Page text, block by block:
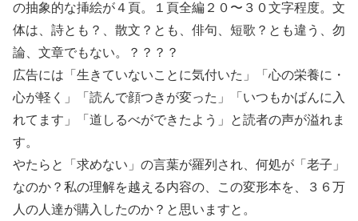
の抽象的な挿絵が４頁。１頁全編２０〜３０文字程度。文
体は、詩とも？、散文？とも、俳句、短歌？とも違う、勿
論、文章でもない。？？？？
広告には「生きていないことに気付いた」「心の栄養に・
心が軽く」「読んで顔つきが変った」「いつもかばんに入
れてます」「道しるべができたよう」と読者の声が溢れま
す。
やたらと「求めない」の言葉が羅列され、何処が「老子」
なのか？私の理解を越える内容の、この変形本を、３６万
人の人達が購入したのか？と思いますと。